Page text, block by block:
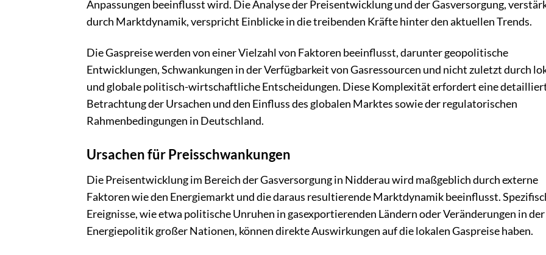
Anpassungen beeinflusst wird. Die Analyse der Preisentwicklung und der Gasversorgung,
durch Marktdynamik, verspricht Einblicke in die treibenden Kräfte hinter den aktuellen Trends.
Die Gaspreise werden von einer Vielzahl von Faktoren beeinflusst, darunter geopolitische
Entwicklungen, Schwankungen in der Verfügbarkeit von Gasressourcen und nicht zuletzt durch
und globale politisch-wirtschaftliche Entscheidungen. Diese Komplexität erfordert eine
Betrachtung der Ursachen und den Einfluss des globalen Marktes sowie der regulatorischen
Rahmenbedingungen in Deutschland.
Ursachen für Preisschwankungen
Die Preisentwicklung im Bereich der Gasversorgung in Nidderau wird maßgeblich durch externe
Faktoren wie den Energiemarkt und die daraus resultierende Marktdynamik beeinflusst.
Ereignisse, wie etwa politische Unruhen in gasexportierenden Ländern oder Veränderungen in der
Energiepolitik großer Nationen, können direkte Auswirkungen auf die lokalen Gaspreise haben.